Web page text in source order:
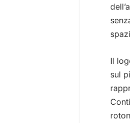
Il
sul